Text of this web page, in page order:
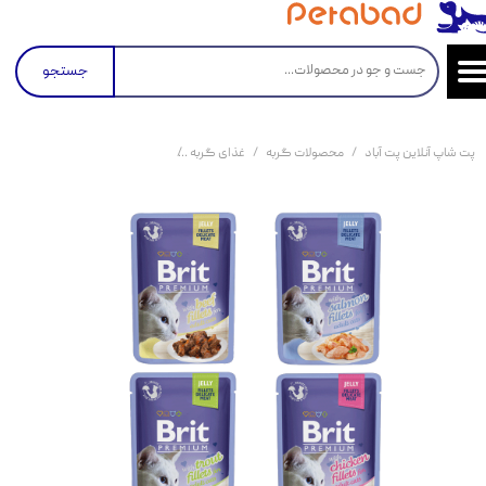
جستجو
پت شاپ آنلاین پت آباد محصولات گربه غذای گربه